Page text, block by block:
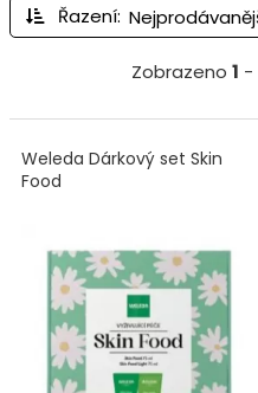
Řazení:
Zobrazeno 1 -
Weleda Dárkový set Skin
Food